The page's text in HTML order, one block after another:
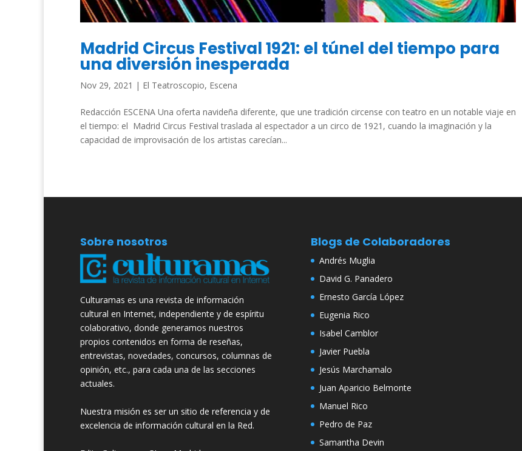
Madrid Circus Festival 1921: el túnel del tiempo para
una diversión inesperada
Nov 29, 2021 | El Teatroscopio, Escena
Redacción ESCENA Una oferta navideña diferente, que une tradición circense con teatro en un notable viaje en
el tiempo: el Madrid Circus Festival traslada al espectador a un circo de 1921, cuando la imaginación y la
capacidad de improvisación de los artistas carecían...
Sobre nosotros
Culturamas es una revista de información
cultural en Internet, independiente y de espíritu
colaborativo, donde generamos nuestros
propios contenidos en forma de reseñas,
entrevistas, novedades, concursos, columnas de
opinión, etc., para cada una de las secciones
actuales.
Nuestra misión es ser un sitio de referencia y de
excelencia de información cultural en la Red.
Blogs de Colaboradores
Andrés Muglia
David G. Panadero
Ernesto García López
Eugenia Rico
Isabel Camblor
Javier Puebla
Jesús Marchamalo
Juan Aparicio Belmonte
Manuel Rico
Pedro de Paz
Samantha Devin